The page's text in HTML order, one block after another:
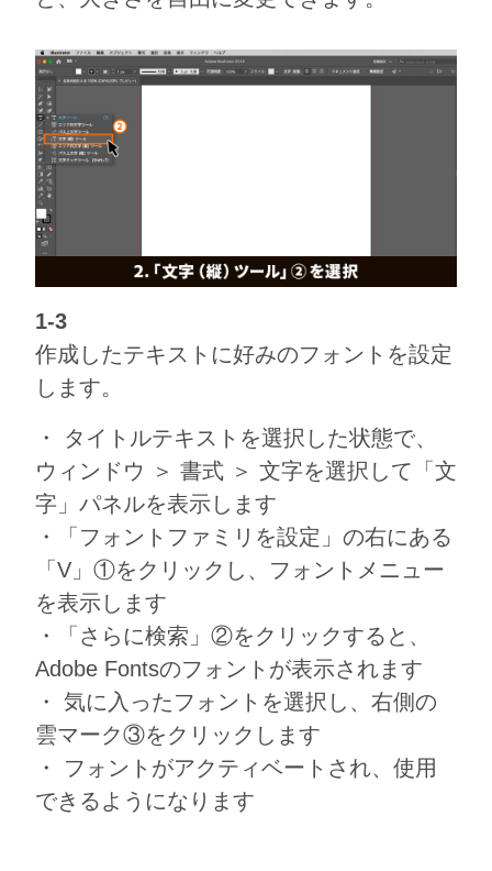
1-3
作成したテキストに好みのフォントを設定
します。
・ タイトルテキストを選択した状態で、
ウィンドウ ＞ 書式 ＞ 文字を選択して「文
字」パネルを表示します
・「フォントファミリを設定」の右にある
「V」①をクリックし、フォントメニュー
を表示します
・「さらに検索」②をクリックすると、
Adobe Fontsのフォントが表示されます
・ 気に入ったフォントを選択し、右側の
雲マーク③をクリックします
・ フォントがアクティベートされ、使用
できるようになります